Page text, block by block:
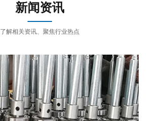
新闻资讯
了解相关资讯、聚焦行业热点